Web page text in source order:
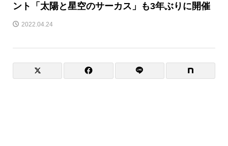
ント「太陽と星空のサーカス」も3年ぶりに開催
2022.04.24